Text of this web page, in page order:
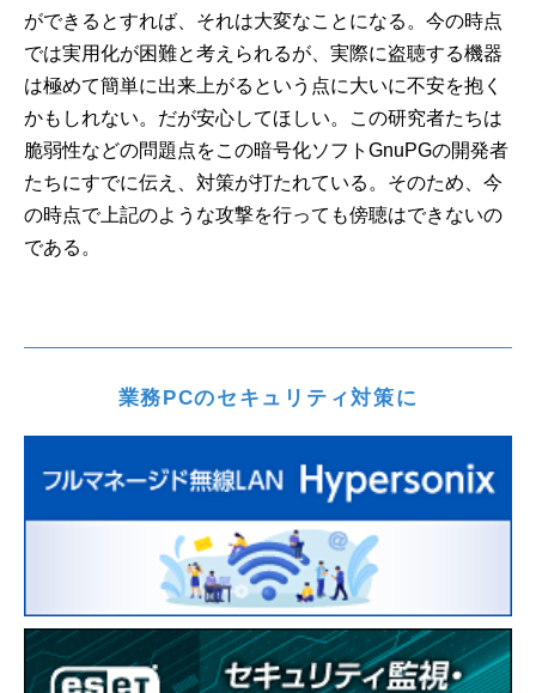
ができるとすれば、それは大変なことになる。今の時点
では実用化が困難と考えられるが、実際に盗聴する機器
は極めて簡単に出来上がるという点に大いに不安を抱く
かもしれない。だが安心してほしい。この研究者たちは
脆弱性などの問題点をこの暗号化ソフトGnuPGの開発者
たちにすでに伝え、対策が打たれている。そのため、今
の時点で上記のような攻撃を行っても傍聴はできないの
である。
業務PCのセキュリティ対策に